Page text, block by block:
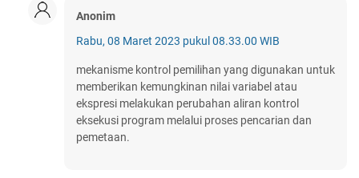
Anonim
Rabu, 08 Maret 2023 pukul 08.33.00 WIB
mekanisme kontrol pemilihan yang digunakan untuk
memberikan kemungkinan nilai variabel atau
ekspresi melakukan perubahan aliran kontrol
eksekusi program melalui proses pencarian dan
pemetaan.